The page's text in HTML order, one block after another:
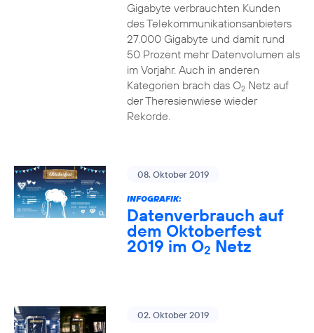
Gigabyte verbrauchten Kunden
des Telekommunikationsanbieters
27.000 Gigabyte und damit rund
50 Prozent mehr Datenvolumen als
im Vorjahr. Auch in anderen
Kategorien brach das O2Netz auf
der Theresienwiese wieder
Rekorde.
08. Oktober 2019
INFOGRAFIK:
Datenverbrauch auf
dem Oktoberfest
2019 im O2 Netz
02. Oktober 2019